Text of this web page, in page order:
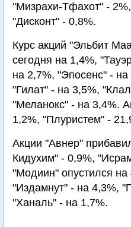
"Мизрахи-Тфахот" -
"Дисконт" - 0,8%.
Курс акций "Эльбит
сегодня на 1,4%,
на 2,7%, "Эпосенс" -
"Гилат" - на 3,5%,
"Меланокс" - на 3,4%.
1,2%, "Плуристем" -
Акции "Авнер"
Кидухим" - 0,9%,
"Модиин" опустился
"Издамнут" - на 4,3%,
"Ханаль" - на 1,7%.